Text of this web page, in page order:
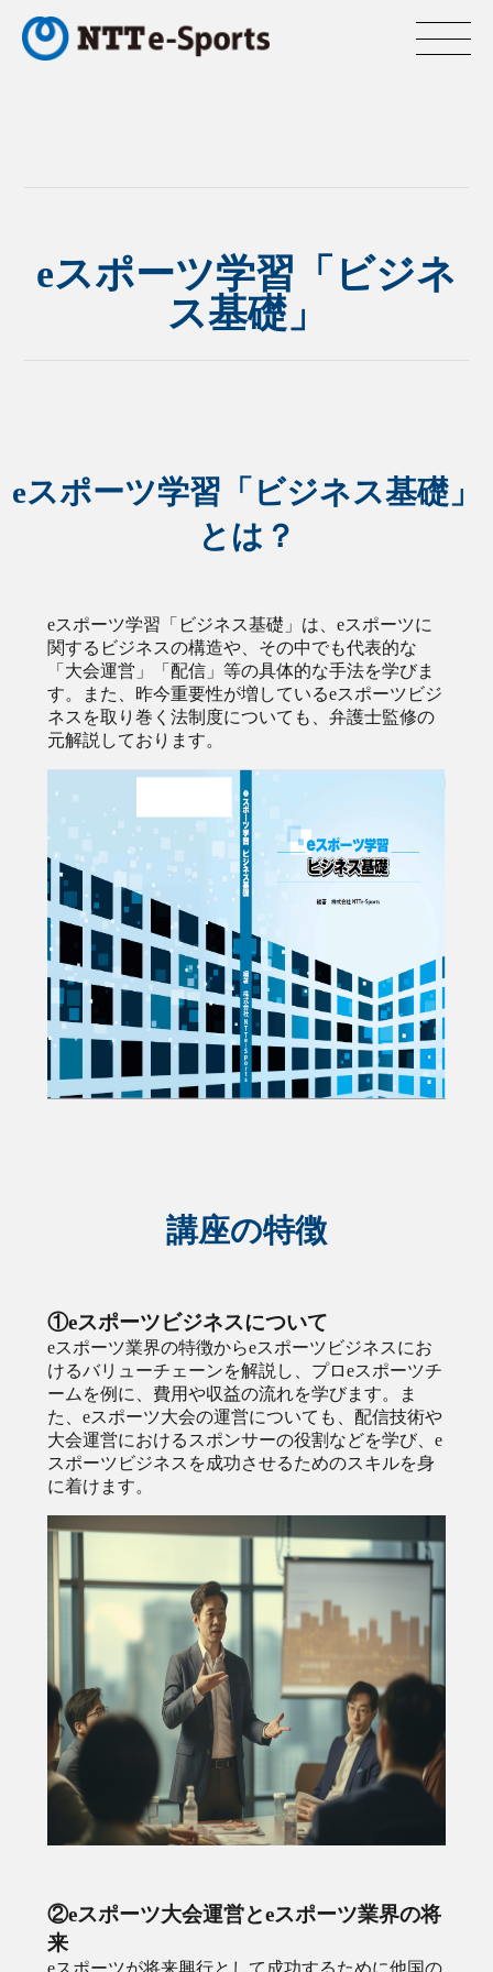
eスポーツ学習「ビジネ
ス基礎」
eスポーツ学習「ビジネス基礎」
とは？
eスポーツ学習「ビジネス基礎」は、eスポーツに
関するビジネスの構造や、その中でも代表的な
「大会運営」「配信」等の具体的な手法を学びま
す。また、昨今重要性が増しているeスポーツビジ
ネスを取り巻く法制度についても、弁護士監修の
元解説しております。
講座の特徴
①eスポーツビジネスについて
eスポーツ業界の特徴からeスポーツビジネスにお
けるバリューチェーンを解説し、プロeスポーツチ
ームを例に、費用や収益の流れを学びます。ま
た、eスポーツ大会の運営についても、配信技術や
大会運営におけるスポンサーの役割などを学び、e
スポーツビジネスを成功させるためのスキルを身
に着けます。
②eスポーツ大会運営とeスポーツ業界の将
来
eスポーツが将来興行として成功するために他国の